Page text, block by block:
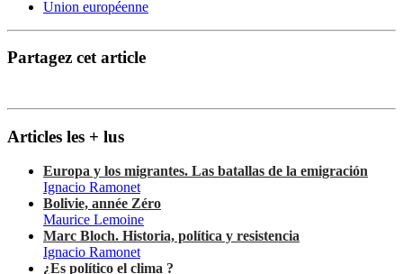
Union européenne
Partagez cet article
Articles les + lus
Europa y los migrantes. Las batallas de la emigración
Ignacio Ramonet
Bolivie, année Zéro
Maurice Lemoine
Marc Bloch. Historia, política y resistencia
Ignacio Ramonet
¿Es político el clima ?